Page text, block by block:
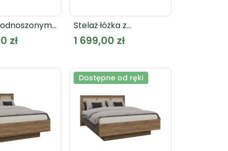
zł
Stelaż łóżka z
podnoszonym
wkładem ORKNEY
1 699,00 zł
Dostępne od ręki